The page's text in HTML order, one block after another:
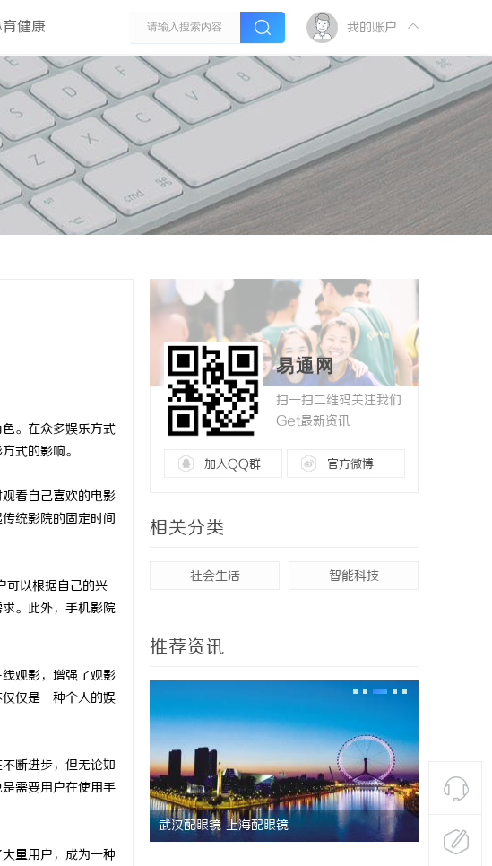
健康 我的账户
。在众多娱乐方式
式的影响。
看自己喜欢的电影
统影院的固定时间
可以根据自己的兴
。此外，手机影院
观影，增强了观影
仅是一种个人的娱
断进步，但无论如
需要用户在使用手
量用户，成为一种
易通网
扫一扫二维码关注我们
Get最新资讯
加入QQ群 官方微博
相关分类
社会生活 智能科技
推荐资讯
武汉配眼镜 上海配眼镜 武汉配眼